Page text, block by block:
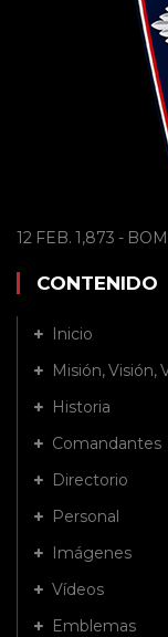
12 FEB. 1,873 -
CONTENIDO
Inicio
Misión, Visión,
Historia
Comandantes
Directorio
Personal
Imágenes
Vídeos
Emblemas